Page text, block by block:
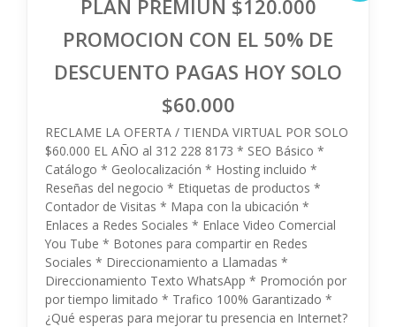
PLAN PREMIUN $120.000
PROMOCION CON EL 50% DE
DESCUENTO PAGAS HOY SOLO
$60.000
RECLAME LA OFERTA / TIENDA VIRTUAL POR SOLO
$60.000 EL AÑO al 312 228 8173 * SEO Básico *
Catálogo * Geolocalización * Hosting incluido *
Reseñas del negocio * Etiquetas de productos *
Contador de Visitas * Mapa con la ubicación *
Enlaces a Redes Sociales * Enlace Video Comercial
You Tube * Botones para compartir en Redes
Sociales * Direccionamiento a Llamadas *
Direccionamiento Texto WhatsApp * Promoción por
por tiempo limitado * Trafico 100% Garantizado *
¿Qué esperas para mejorar tu presencia en Internet?